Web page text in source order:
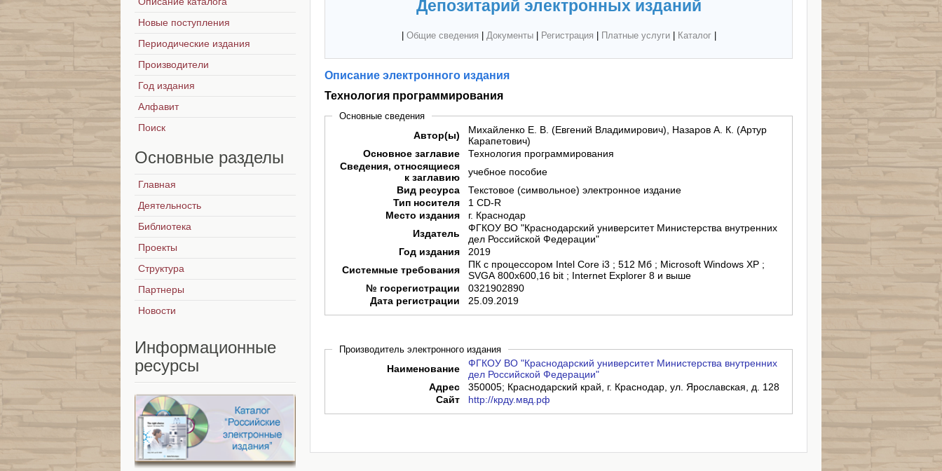
Депозитарий электронных изданий
Общие сведения Документы| Регистрация Платные услуги| Каталог|
Описание электронного издания
Технология программирования
Основные сведения
Автор(ы)
Михайленко Е. В. (Евгений Владимирович), Назаров А. К. (Артур
Карапетович)
Основное заглавие
Технология программирования
Сведения, относящиеся
к заглавию
учебное пособие
Вид ресурса
Текстовое (символьное) электронное издание
Тип носителя
1 CD-R
Место издания
г. Краснодар
Издатель
ФГКОУ ВО "Краснодарский университет Министерства внутренних
дел Российской Федерации"
Год издания
2019
Системные требования
ПК с процессором Intel Core i3 ; 512 Mб ; Microsoft Windows XP ;
SVGA 800x600,16 bit ; Internet Explorer 8 и выше
№ госрегистрации
0321902890
Дата регистрации
25.09.2019
Производитель электронного издания
Наименование
ФГКОУ ВО "Краснодарский университет Министерства внутренних
дел Российской Федерации"
Адрес
350005; Краснодарский край, г. Краснодар, ул. Ярославская, д. 128
Сайт
http://крду.мвд.рф
Новые поступления
Периодические издания
Производители
Год издания
Алфавит
Поиск
Основные разделы
Главная
Деятельность
Библиотека
Проекты
Структура
Партнеры
Новости
Информационные
ресурсы